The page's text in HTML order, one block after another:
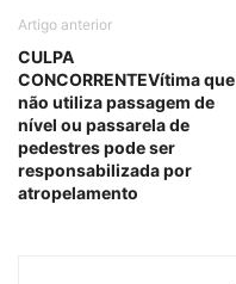
Artigo anterior
CULPA
CONCORRENTEVítima que
não utiliza passagem de
nível ou passarela de
pedestres pode ser
responsabilizada por
atropelamento